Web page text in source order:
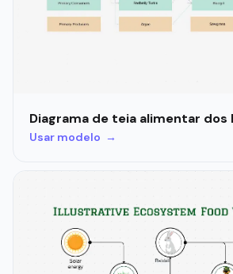
Diagrama de teia alimentar dos
Usar modelo →